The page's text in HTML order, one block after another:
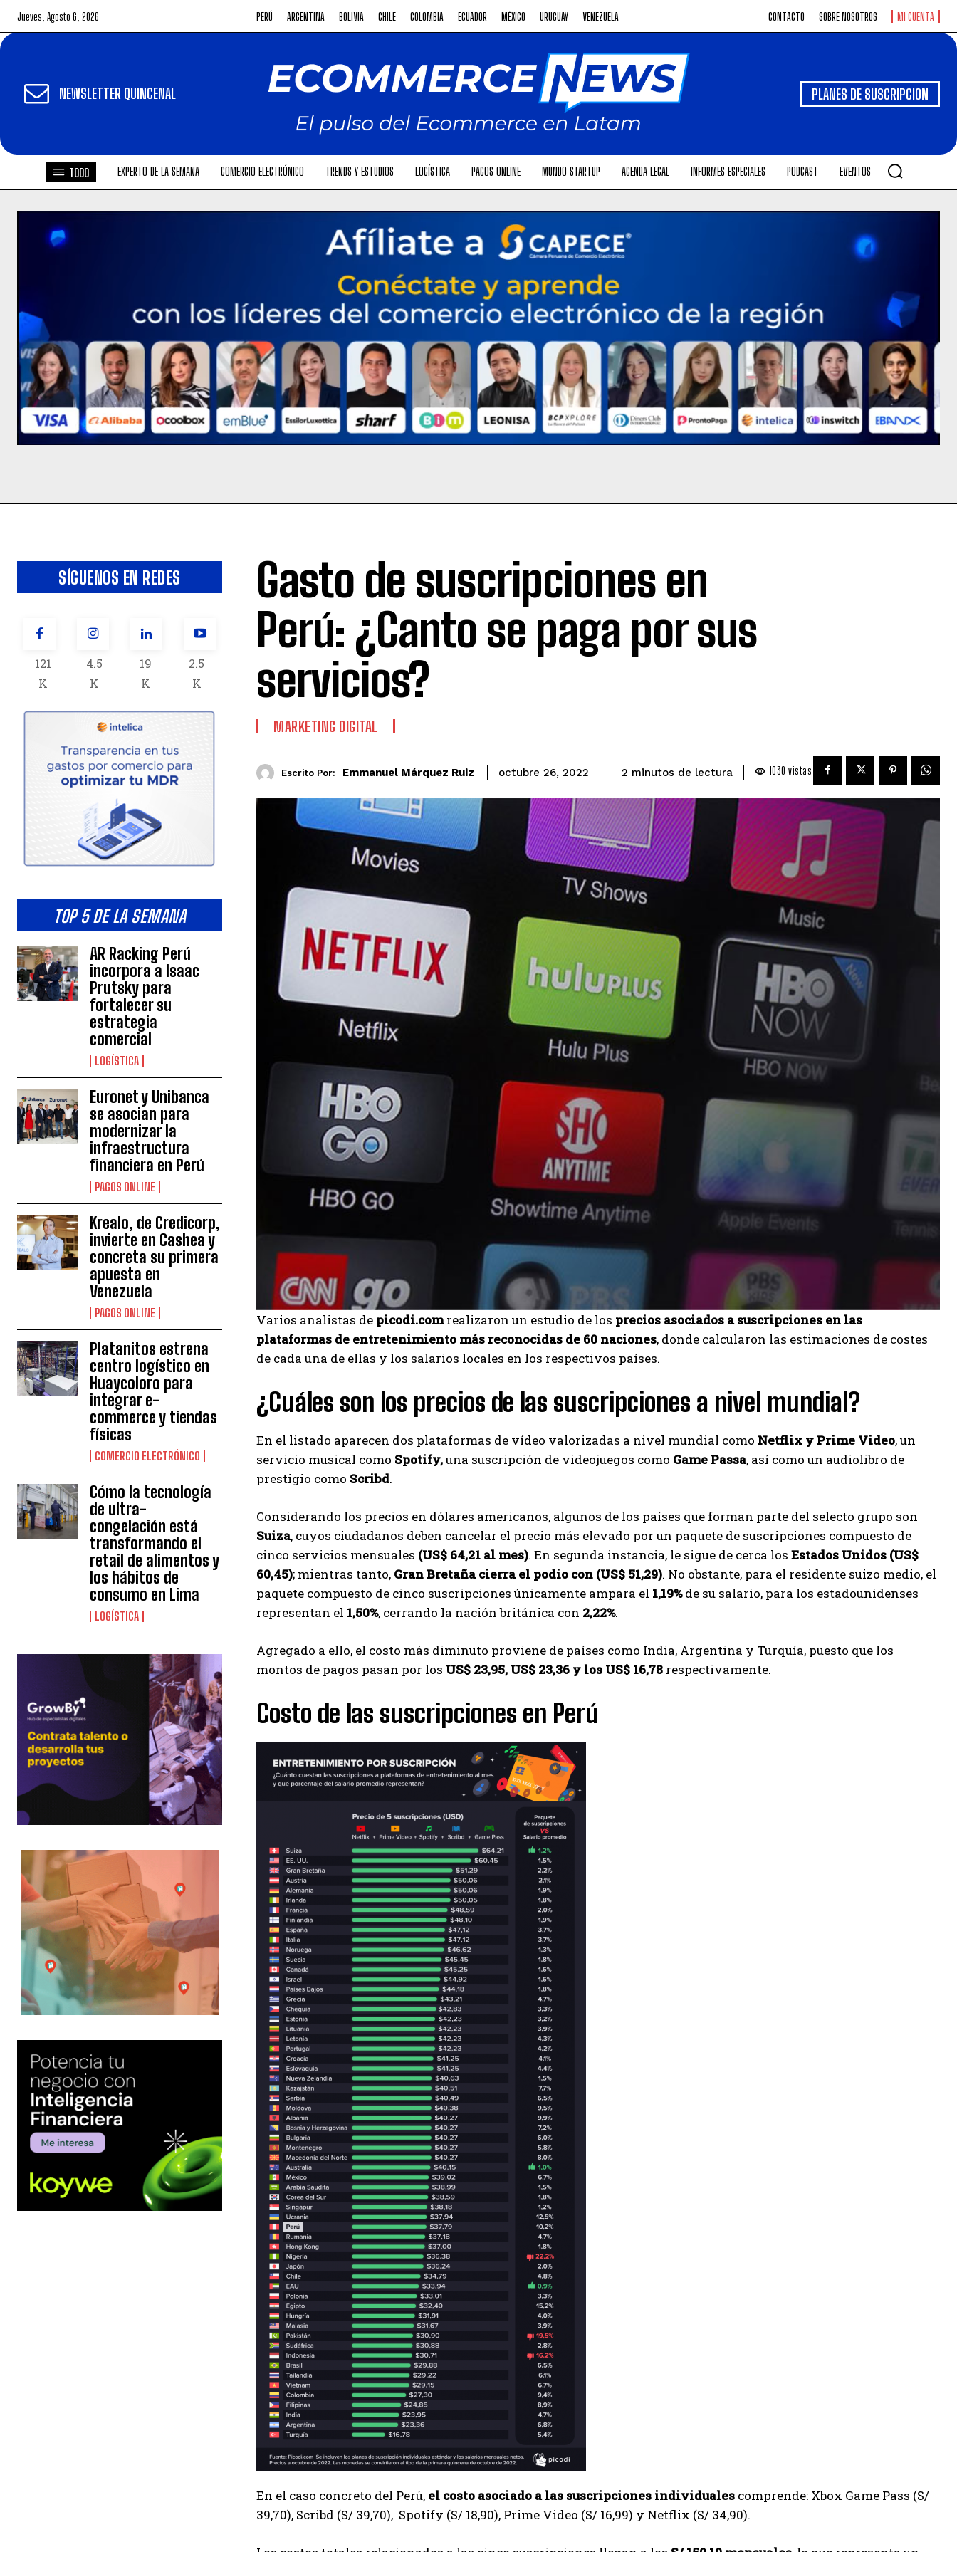
Jueves, Agosto 6, 2026 PERÚ ARGENTINA BOLIVIA CHILE COLOMBIA ECUADOR MÉXICO URUGUAY VENEZUELA CONTACTO SOBRE NOSOTROS MI CUENTA
NEWSLETTER QUINCENAL PLANES DE SUSCRIPCION
TODO EXPERTO DE LA SEMANA COMERCIO ELECTRÓNICO TRENDS Y ESTUDIOS LOGÍSTICA PAGOS ONLINE MUNDO STARTUP AGENDA LEGAL INFORMES ESPECIALES PODCAST EVENTOS
SÍGUENOS EN REDES
121
K
4.5
K
19
K
2.5
K
TOP 5 DE LA SEMANA
AR Racking Perú
incorpora a Isaac
Prutsky para
fortalecer su
estrategia
comercial
LOGÍSTICA
Euronet y Unibanca
se asocian para
modernizar la
infraestructura
financiera en Perú
PAGOS ONLINE
Krealo, de Credicorp,
invierte en Cashea y
concreta su primera
apuesta en
Venezuela
PAGOS ONLINE
Platanitos estrena
centro logístico en
Huaycoloro para
integrar e-
commerce y tiendas
físicas
COMERCIO ELECTRÓNICO
Cómo la tecnología
de ultra-
congelación está
transformando el
retail de alimentos y
los hábitos de
consumo en Lima
LOGÍSTICA
Gasto de suscripciones en
Perú: ¿Canto se paga por sus
servicios?
MARKETING DIGITAL
Escrito Por: Emmanuel Márquez Ruiz octubre 26, 2022 2 minutos de lectura 1030 vistas
Varios analistas de picodi.comrealizaron un estudio de los precios asociados a suscripciones en las
plataformas de entretenimiento más reconocidas de 60 naciones, donde calcularon las estimaciones de costes
de cada una de ellas y los salarios locales en los respectivos países.
¿Cuáles son los precios de las suscripciones a nivel mundial?
En el listado aparecen dos plataformas de vídeo valorizadas a nivel mundial como Netflix y Prime Video, un
servicio musical como Spotify,una suscripción de videojuegos como Game Passa, así como un audiolibro de
prestigio como Scribd.
Considerando los precios en dólares americanos, algunos de los países que forman parte del selecto grupo son
Suiza, cuyos ciudadanos deben cancelar el precio más elevado por un paquete de suscripciones compuesto de
cinco servicios mensuales (US$ 64,21 al mes). En segunda instancia, le sigue de cerca los Estados Unidos (US$
60,45); mientras tanto, Gran Bretaña cierra el podio con (US$ 51,29). No obstante, para el residente suizo medio, el
paquete compuesto de cinco suscripciones únicamente ampara el 1,19%de su salario, para los estadounidenses
representan el 1,50%, cerrando la nación británica con 2,22%.
Agregado a ello, el costo más diminuto proviene de países como India, Argentina y Turquía, puesto que los
montos de pagos pasan por los US$ 23,95, US$ 23,36 y los US$ 16,78 respectivamente.
Costo de las suscripciones en Perú
En el caso concreto del Perú, el costo asociado a las suscripciones individuales comprende: Xbox Game Pass (S/
39,70), Scribd (S/ 39,70), Spotify (S/ 18,90), Prime Video (S/ 16,99) y Netflix (S/ 34,90).